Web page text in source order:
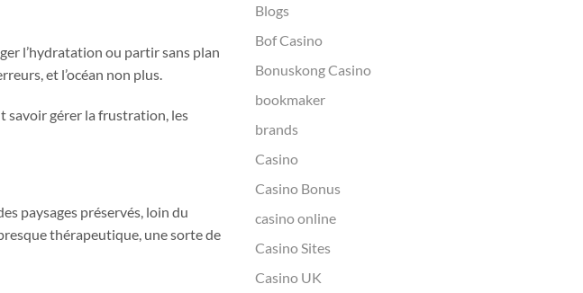
l’hydratation ou partir sans plan
et l’océan non plus.
savoir gérer la frustration, les
paysages préservés, loin du
thérapeutique, une sorte de
Blogs
Bof Casino
Bonuskong Casino
bookmaker
brands
Casino
Casino Bonus
casino online
Casino Sites
Casino UK